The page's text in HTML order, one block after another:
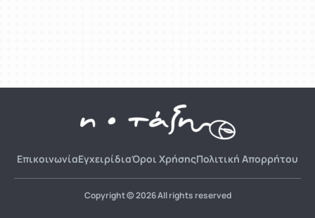
ΕπικοινωνίαΕγχειρίδιαΌροι ΧρήσηςΠολιτική Απορρήτου
Copyright © 2026 All rights reserved